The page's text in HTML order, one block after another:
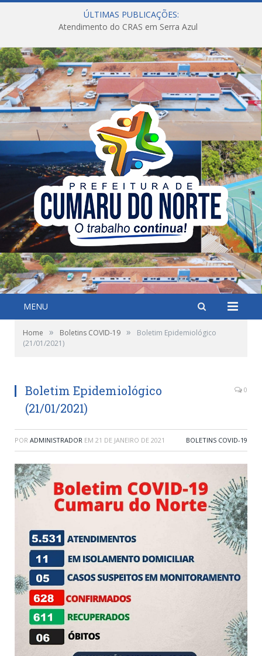
ÚLTIMAS PUBLICAÇÕES:
Atendimento do CRAS em Serra Azul
MENU
Home » Boletins COVID-19 »
Boletim Epidemiológico
(21/01/2021)
Boletim Epidemiológico
(21/01/2021)
0
POR ADMINISTRADOR EM 21 DE JANEIRO DE 2021 BOLETINS COVID-19